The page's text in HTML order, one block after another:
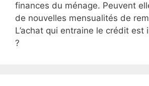
finances du ménage. Peuvent
de nouvelles mensualités de
L’achat qui entraine le crédit est
?